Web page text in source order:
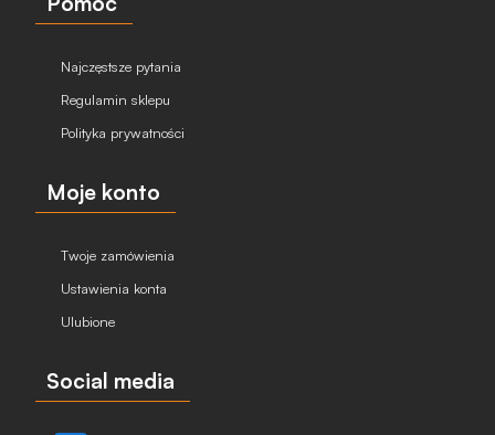
Najczęstsze pytania
Regulamin sklepu
Polityka prywatności
Moje konto
Twoje zamówienia
Ustawienia konta
Ulubione
Social media